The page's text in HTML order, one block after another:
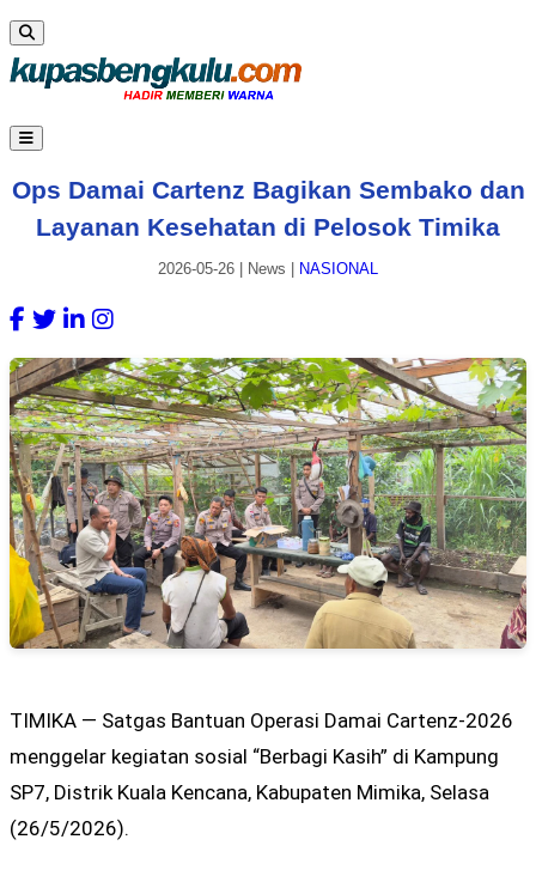
Ops Damai Cartenz Bagikan Sembako dan
Layanan Kesehatan di Pelosok Timika
2026-05-26 News NASIONAL
TIMIKA — Satgas Bantuan Operasi Damai Cartenz-2026
menggelar kegiatan sosial “Berbagi Kasih” di Kampung
SP7, Distrik Kuala Kencana, Kabupaten Mimika, Selasa
(26/5/2026).